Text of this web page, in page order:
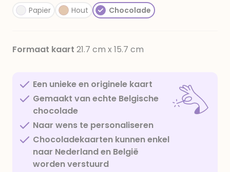
Papier Hout Chocolade
Formaat kaart 21.7 cm x 15.7 cm
Een unieke en originele kaart
Gemaakt van echte Belgische
chocolade
Naar wens te personaliseren
Chocoladekaarten kunnen enkel
naar Nederland en België
worden verstuurd